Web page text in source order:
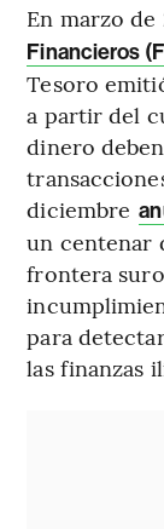
En marzo de
Financieros
Tesoro
a partir del
dinero
diciembre
un centenar
frontera
para
las finanzas